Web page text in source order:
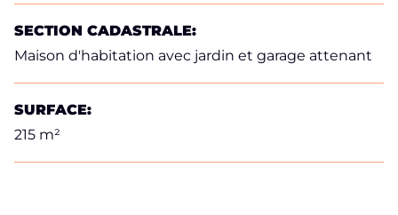
SECTION CADASTRALE:
Maison d'habitation avec jardin et garage attenant
SURFACE:
215 m²